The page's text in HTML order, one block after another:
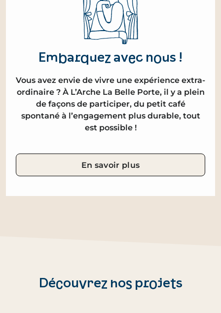
Embarquez avec nous !
Vous avez envie de vivre une expérience extra-
ordinaire ? À L’Arche La Belle Porte, il y a plein
de façons de participer, du petit café
spontané à l’engagement plus durable, tout
est possible !
En savoir plus
Découvrez nos projets